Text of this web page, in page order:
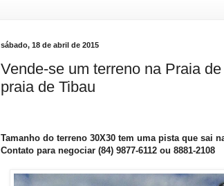
sábado, 18 de abril de 2015
Vende-se um terreno na Praia
praia de Tibau
Tamanho do terreno 30X30 tem uma pista que sai
Contato para negociar (84) 9877-6112 ou 8881-2108